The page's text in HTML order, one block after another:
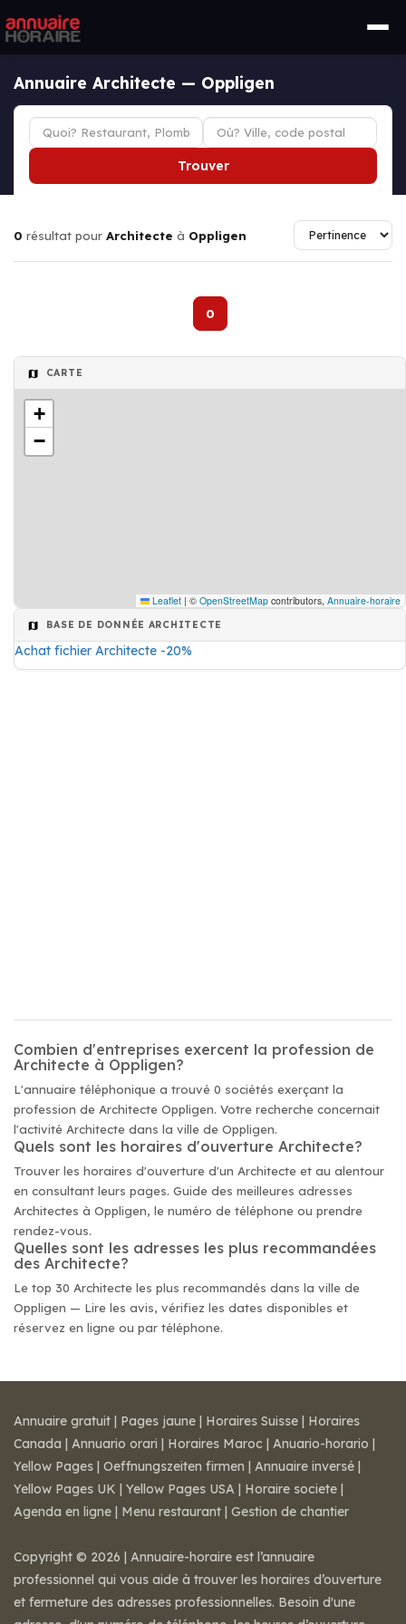
Annuaire Architecte — Oppligen
Trouver
0 résultat pour Architecte à Oppligen
0
CARTE
+
−
Leaflet | © OpenStreetMap contributors, Annuaire-horaire
BASE DE DONNÉE ARCHITECTE
Achat fichier Architecte -20%
Combien d'entreprises exercent la profession de
Architecte à Oppligen?
L'annuaire téléphonique a trouvé 0 sociétés exerçant la
profession de Architecte Oppligen. Votre recherche concernait
l'activité Architecte dans la ville de Oppligen.
Quels sont les horaires d'ouverture Architecte?
Trouver les horaires d'ouverture d'un Architecte et au alentour
en consultant leurs pages. Guide des meilleures adresses
Architectes à Oppligen, le numéro de téléphone ou prendre
rendez-vous.
Quelles sont les adresses les plus recommandées
des Architecte?
Le top 30 Architecte les plus recommandés dans la ville de
Oppligen — Lire les avis, vérifiez les dates disponibles et
réservez en ligne ou par téléphone.
Annuaire gratuit | Pages jaune | Horaires Suisse | Horaires
Canada | Annuario orari | Horaires Maroc | Anuario-horario |
Yellow Pages | Oeffnungszeiten firmen | Annuaire inversé |
Yellow Pages UK | Yellow Pages USA | Horaire societe |
Agenda en ligne | Menu restaurant | Gestion de chantier
Copyright © 2026 | Annuaire-horaire est l’annuaire
professionnel qui vous aide à trouver les horaires d’ouverture
et fermeture des adresses professionnelles. Besoin d'une